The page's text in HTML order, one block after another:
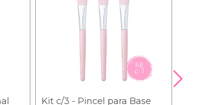
Kit c/3 - Pincel para Base